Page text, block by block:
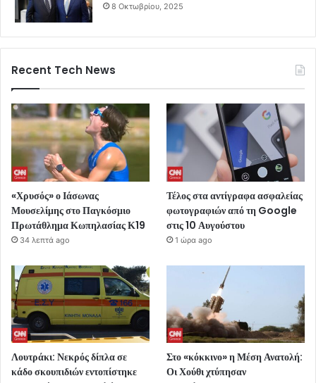
8 Οκτωβρίου, 2025
Recent Tech News
«Χρυσός» ο Ιάσωνας
Μουσελίμης στο Παγκόσμιο
Πρωτάθλημα Κωπηλασίας Κ19
34 λεπτά ago
Τέλος στα αντίγραφα ασφαλείας
φωτογραφιών από τη Google
στις 10 Αυγούστου
1 ώρα ago
Λουτράκι: Νεκρός δίπλα σε
κάδο σκουπιδιών εντοπίστηκε
Στο «κόκκινο» η Μέση Ανατολή:
Οι Χούθι χτύπησαν